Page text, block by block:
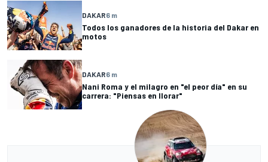
DAKAR6 m
Todos los ganadores de la historia del Dakar en
motos
DAKAR6 m
Nani Roma y el milagro en "el peor día" en su
carrera: "Piensas en llorar"